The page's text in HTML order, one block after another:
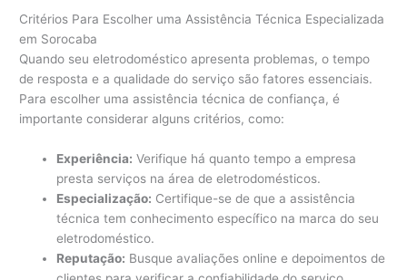
Critérios Para Escolher uma Assistência Técnica Especializada
em Sorocaba
Quando seu eletrodoméstico apresenta problemas, o tempo
de resposta e a qualidade do serviço são fatores essenciais.
Para escolher uma assistência técnica de confiança, é
importante considerar alguns critérios, como:
Experiência: Verifique há quanto tempo a empresa
presta serviços na área de eletrodomésticos.
Especialização: Certifique-se de que a assistência
técnica tem conhecimento específico na marca do seu
eletrodoméstico.
Reputação: Busque avaliações online e depoimentos de